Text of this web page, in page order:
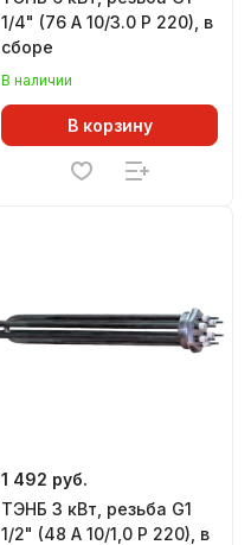
1/4" (76 A 10/3.0 Р 220), в
сборе
В наличии
В корзину
1 492 руб.
ТЭНБ 3 кВт, резьба G1
1/2" (48 А 10/1,0 Р 220), в